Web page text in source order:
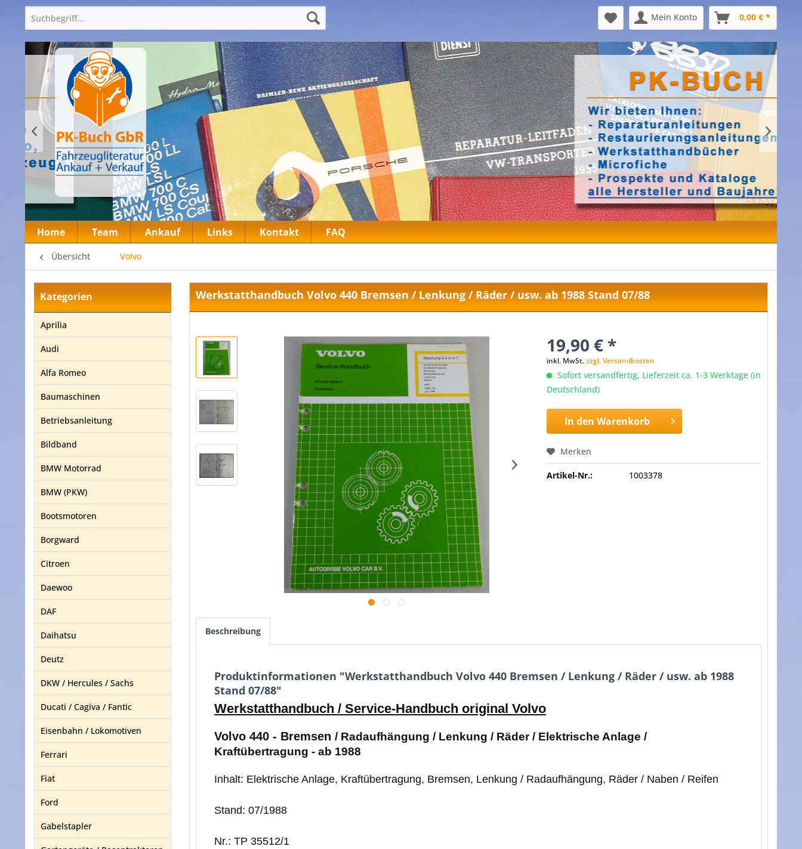
Mein Konto 0,00 € *
Home Team Ankauf Links Kontakt FAQ
Übersicht Volvo
Kategorien
Aprilia
Audi
Alfa Romeo
Baumaschinen
Betriebsanleitung
Bildband
BMW Motorrad
BMW (PKW)
Bootsmotoren
Borgward
Citroen
Daewoo
DAF
Daihatsu
Deutz
DKW / Hercules / Sachs
Ducati / Cagiva / Fantic
Eisenbahn / Lokomotiven
Ferrari
Fiat
Ford
Gabelstapler
Werkstatthandbuch Volvo 440 Bremsen / Lenkung / Räder / usw. ab 1988 Stand 07/88
19,90 € *
inkl. MwSt.zzgl. Versandkosten
Sofort versandfertig, Lieferzeit ca. 1-3 Werktage (in
Deutschland)
In den Warenkorb
Merken
Artikel-Nr.: 1003378
Beschreibung
Produktinformationen "Werkstatthandbuch Volvo 440 Bremsen / Lenkung / Räder / usw. ab 1988
Stand 07/88"
Werkstatthandbuch / Service-Handbuch original Volvo
Volvo 440 - Bremsen / Radaufhängung / Lenkung / Räder / Elektrische Anlage /
Kraftübertragung - ab 1988
Inhalt: Elektrische Anlage, Kraftübertragung, Bremsen, Lenkung / Radaufhängung, Räder / Naben / Reifen
Stand: 07/1988
Nr.: TP 35512/1